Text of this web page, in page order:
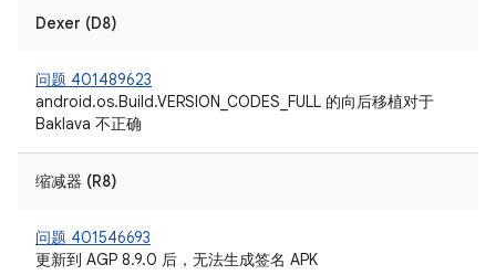
Dexer (D8)
问题 401489623
android.os.Build.VERSION_CODES_FULL 的向后移植对于
Baklava 不正确
缩减器 (R8)
问题 401546693
更新到 AGP 8.9.0 后，无法生成签名 APK